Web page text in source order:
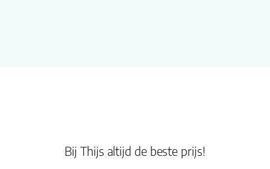
Bij Thijs altijd de beste prijs!